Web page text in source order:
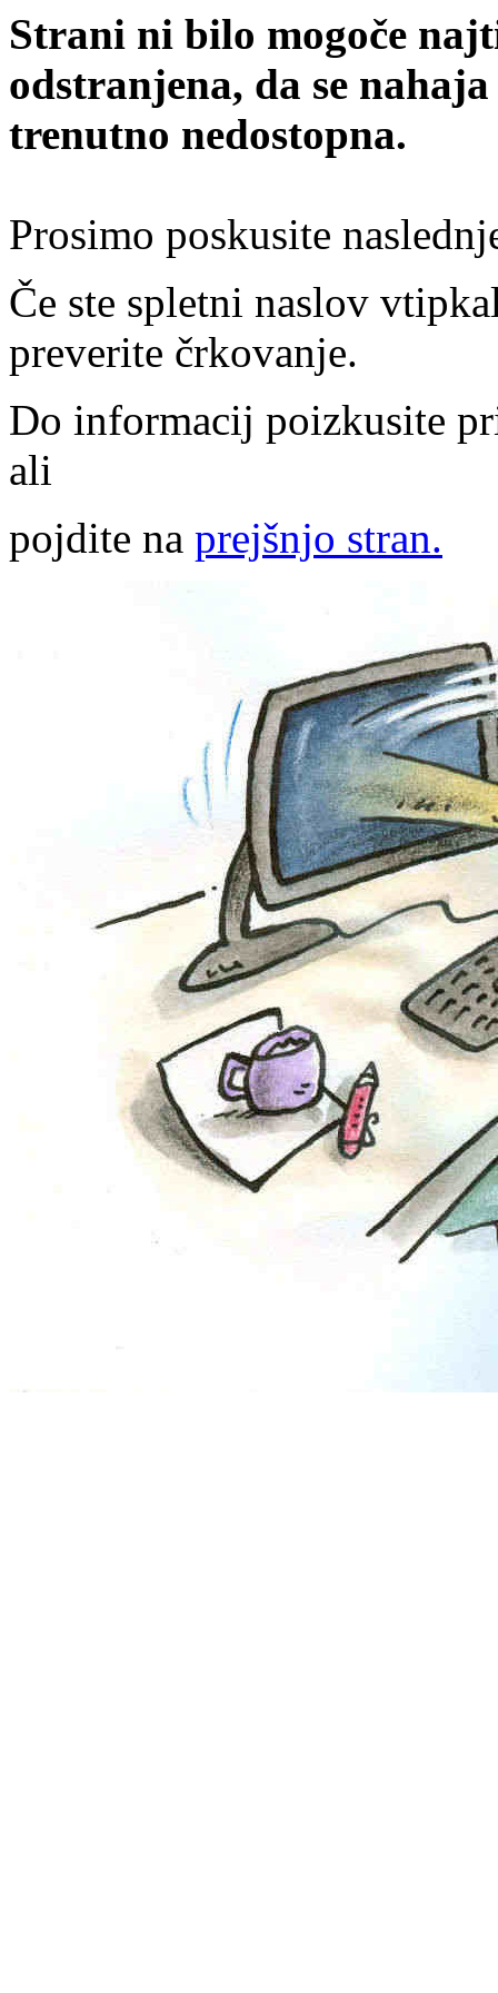
Strani ni bilo mogoče
odstranjena, da se
trenutno nedostopna.
Prosimo poskusite
Če ste spletni naslov
preverite črkovanje.
Do informacij poizkusite
ali
pojdite na prejšnjo stran.